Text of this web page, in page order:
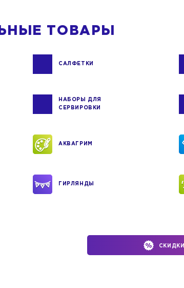
ТОВАРЫ
САЛФЕТКИ
НАБОРЫ ДЛЯ
СЕРВИРОВКИ
АКВАГРИМ
ГИРЛЯНДЫ